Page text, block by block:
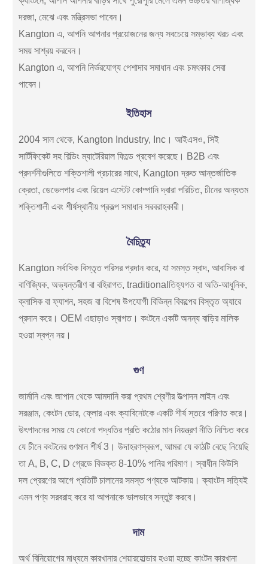
দরজা, মেঝে এবং মন্ত্রিসভা পাবেন।
Kangton এ, আপনি আপনার প্রয়োজনের জন্য সবচেয়ে সম্ভাব্য খরচ এবং
সময় সাশ্রয় করবেন।
Kangton এ, আপনি নির্ভরযোগ্য পেশাদার সমাধান এবং চমৎকার সেবা
পাবেন।
ইতিহাস
2004 সাল থেকে, Kangton Industry, Inc। আইএসও, সিই
সার্টিফিকেট সহ বিল্ডিং ম্যাটেরিয়াল ফিল্ডে প্রবেশ করেছে। B2B এবং
প্রদর্শনীগুলিতে শক্তিশালী প্রচারের সাথে, Kangton দ্রুত আন্তর্জাতিক
ক্রেতা, ডেভেলপার এবং রিয়েল এস্টেট কোম্পানি দ্বারা পরিচিত, চীনের অন্যতম
শক্তিশালী এবং শীর্ষস্থানীয় প্রকল্প সমাধান সরবরাহকারী।
বৈচিত্র্য
Kangton সর্বাধিক বিস্তৃত পরিসর প্রদান করে, যা সমস্ত স্বাদ, আবাসিক বা
বাণিজ্যিক, অভ্যন্তরীণ বা বহিরাগত, traditionalতিহ্যগত বা অতি-আধুনিক,
ক্লাসিক বা ফ্যাশন, সহজ বা বিশেষ উপযোগী বিভিন্ন বিকল্পের বিস্তৃত অ্যারে
প্রদান করে। OEM এছাড়াও স্বাগত। কংটনে একটি অনন্য বাড়ির মালিক
হওয়া স্বপ্ন নয়।
গুণ
জার্মানি এবং জাপান থেকে আমদানি করা প্রথম শ্রেণীর উত্পাদন লাইন এবং
সরঞ্জাম, কেংটন ডোর, ফ্লোর এবং ক্যাবিনেটকে একটি শীর্ষ স্তরে পরিণত করে।
উৎপাদনের সময় যে কোনো পদ্ধতির প্রতি কঠোর মান নিয়ন্ত্রণ নীতি নিশ্চিত করে
যে চীনে কংটনের গুণমান শীর্ষ 3। উদাহরণস্বরূপ, আমরা যে কাঠটি বেছে নিয়েছি
তা A, B, C, D গ্রেডে বিভক্ত 8-10% পানির পরিমাণ। স্বাধীন কিউসি
দল প্রেরণের আগে প্রতিটি চালানের সমস্ত পণ্যকে আটকায়। ক্যাংটন সত্যিই
এমন পণ্য সরবরাহ করে যা আপনাকে ভালভাবে সন্তুষ্ট করবে।
দাম
অর্থ বিনিয়োগের মাধ্যমে কারখানার শেয়ারহোল্ডার হওয়া হচ্ছে কাংটন কারখানা